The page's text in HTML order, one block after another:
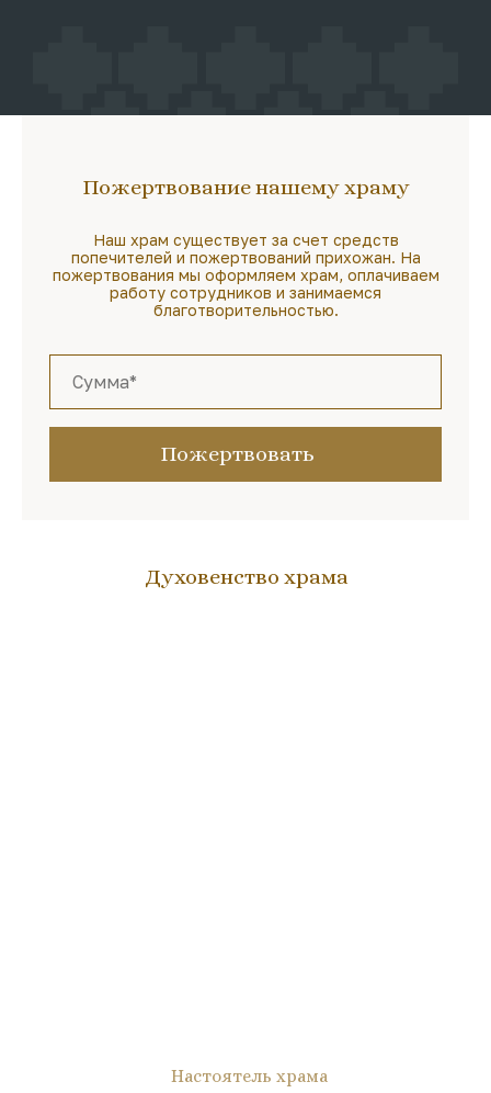
Пожертвование нашему храму
Наш храм существует за счет средств
попечителей и пожертвований прихожан. На
пожертвования мы оформляем храм, оплачиваем
работу сотрудников и занимаемся
благотворительностью.
Пожертвовать
Духовенство храма
Настоятель храма